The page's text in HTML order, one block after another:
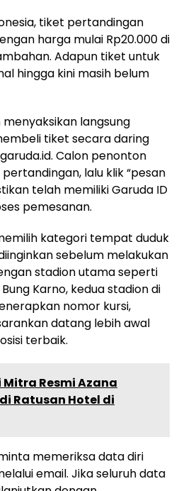
tiket pertandingan
harga mulai Rp20.000 di
Adapun tiket untuk
hingga kini masih belum
langsung
tiket secara daring
Calon penonton
lalu klik “pesan
telah memiliki Garuda ID
pemesanan.
kategori tempat duduk
sebelum melakukan
stadion utama seperti
Karno, kedua stadion di
nomor kursi,
datang lebih awal
terbaik.
Resmi Azana
Ratusan Hotel di
memeriksa data diri
email. Jika seluruh data